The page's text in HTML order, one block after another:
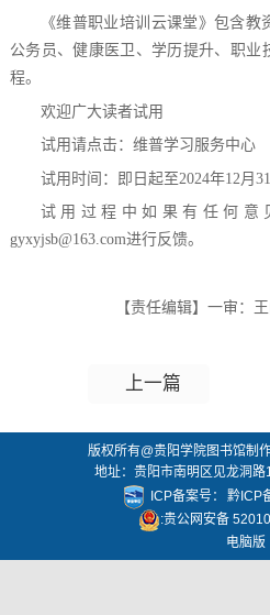
《维普职业培训云课堂》包含教
公务员、健康医卫、学历提升、职业
程。
欢迎广大读者试用
试用请点击：维普学习服务中心
试用时间：即日起至2024年12月
试用过程中如果有任何意
gyxyjsb@163.com进行反馈。
【责任编辑】一审：
上一篇
版权所有@贵阳学院图书馆制
地址：贵阳市南明区见龙洞
ICP备案号：
黔ICP
:贵公网安备
电脑版